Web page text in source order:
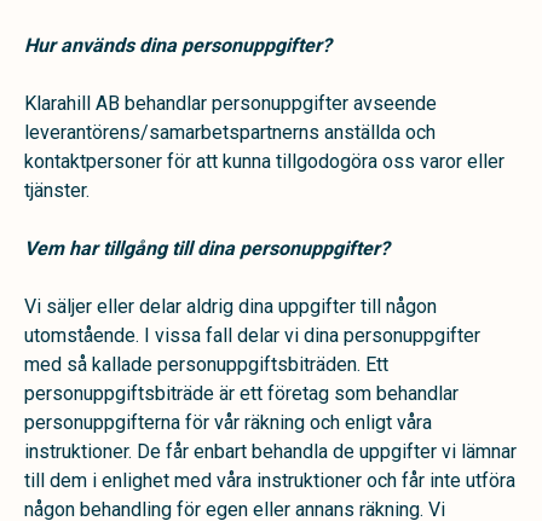
Hur används dina personuppgifter?
Klarahill AB behandlar personuppgifter avseende
leverantörens/samarbetspartnerns anställda och
kontaktpersoner för att kunna tillgodogöra oss varor eller
tjänster.
Vem har tillgång till dina personuppgifter?
Vi säljer eller delar aldrig dina uppgifter till någon
utomstående. I vissa fall delar vi dina personuppgifter
med så kallade personuppgiftsbiträden. Ett
personuppgiftsbiträde är ett företag som behandlar
personuppgifterna för vår räkning och enligt våra
instruktioner. De får enbart behandla de uppgifter vi lämnar
till dem i enlighet med våra instruktioner och får inte utföra
någon behandling för egen eller annans räkning. Vi